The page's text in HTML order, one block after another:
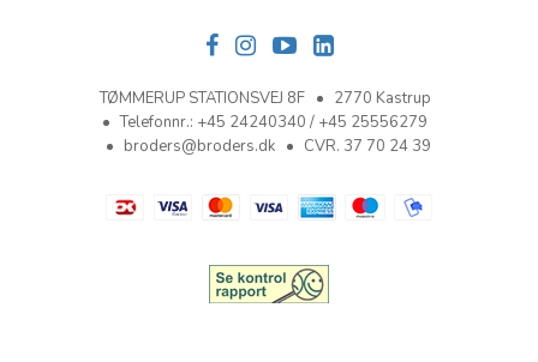
TØMMERUP STATIONSVEJ 8F
2770 Kastrup
Telefonnr.: +45 24240340 / +45 25556279
broders@broders.dk
CVR. 37 70 24 39